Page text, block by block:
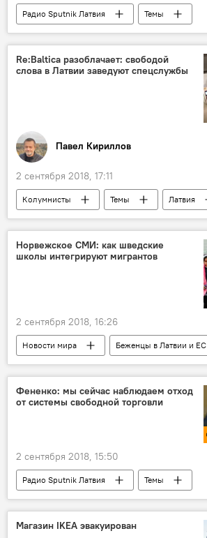
Радио Sputnik Латвия
Темы
Беларусь
Россия
Балтия
Владимир Козин
НАТО
Re:Baltica разоблачает: свободой
слова в Латвии заведуют спецслужбы
Павел Кириллов
2 сентября 2018, 17:11
Колумнисты Темы
Латвия
Re:Baltica
спецслужбы
Норвежское СМИ: как шведские
школы интегрируют мигрантов
2 сентября 2018, 16:26
Новости мира
Беженцы в Латвии и ЕС
Швеция
Фененко: мы сейчас наблюдаем отход
от системы свободной торговли
2 сентября 2018, 15:50
Радио Sputnik Латвия
Темы
Алексей Фененко
торговля
Магазин IKEA эвакуирован